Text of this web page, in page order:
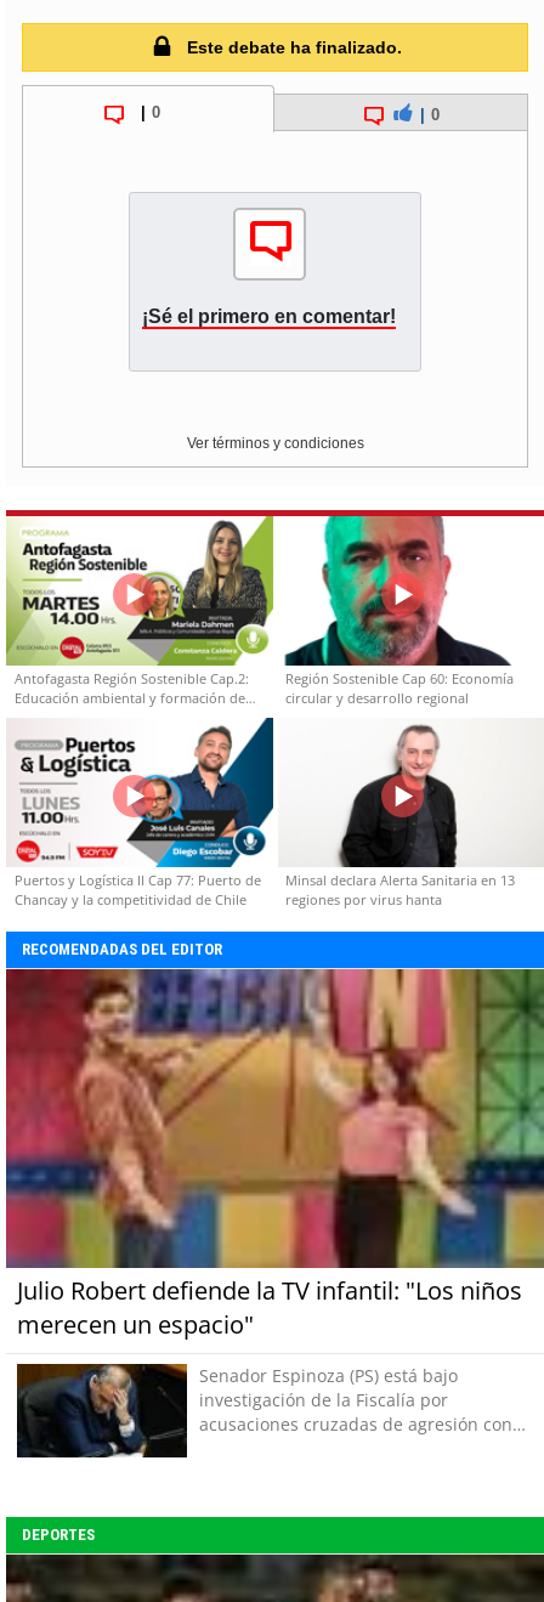
Este debate ha finalizado.
0 0
¡Sé el primero en comentar!
Ver términos y condiciones
Antofagasta Región Sostenible Cap.2:
Educación ambiental y formación de
capacidades técnicas
Región Sostenible Cap 60: Economía
circular y desarrollo regional
Puertos y Logística II Cap 77: Puerto de
Chancay y la competitividad de Chile
Minsal declara Alerta Sanitaria en 13
regiones por virus hanta
RECOMENDADAS DEL EDITOR
Julio Robert defiende la TV infantil: "Los niños
merecen un espacio"
Senador Espinoza (PS) está bajo
investigación de la Fiscalía por
acusaciones cruzadas de agresión con
DEPORTES